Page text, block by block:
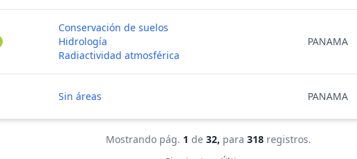
Conservación de suelos
Hidrología
Radiactividad atmosférica
PANAMA
Sin áreas PANAMA
Mostrando pág. 1 de 32, para 318registros.